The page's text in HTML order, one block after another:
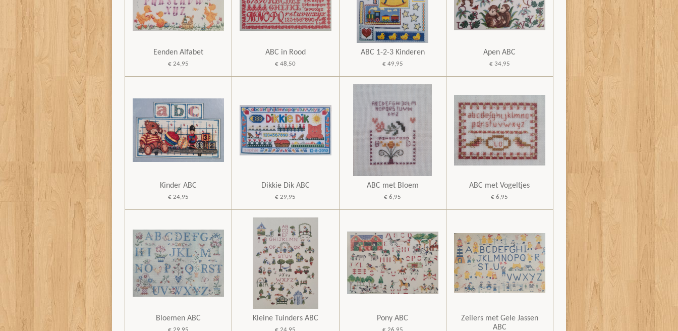
Eenden Alfabet
€ 24,95
ABC in Rood
€ 48,50
ABC 1-2-3 Kinderen
€ 49,95
Apen ABC
€ 34,95
Kinder ABC
€ 24,95
Dikkie Dik ABC
€ 29,95
ABC met Bloem
€ 6,95
ABC met Vogeltjes
€ 6,95
Bloemen ABC
€ 29,95
Kleine Tuinders ABC
€ 24,95
Pony ABC
€ 26,95
Zeilers met Gele Jassen
ABC